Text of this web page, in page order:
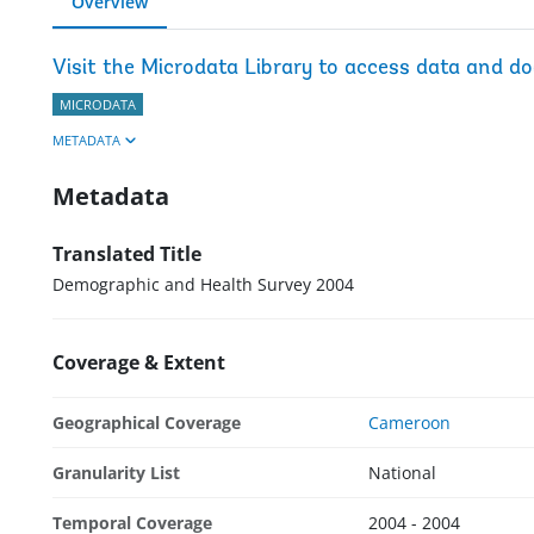
Visit the Microdata Library to access data and
MICRODATA
METADATA
Metadata
Translated Title
Demographic and Health Survey 2004
Coverage & Extent
Geographical Coverage Cameroon
Granularity List National
Temporal Coverage 2004 - 2004